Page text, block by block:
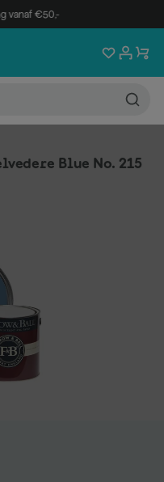
vanaf €50,-
Blue No. 215